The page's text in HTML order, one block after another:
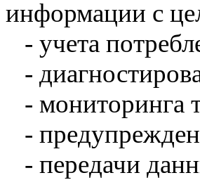
информации с
- учета
-
- мониторинга
-
- передачи